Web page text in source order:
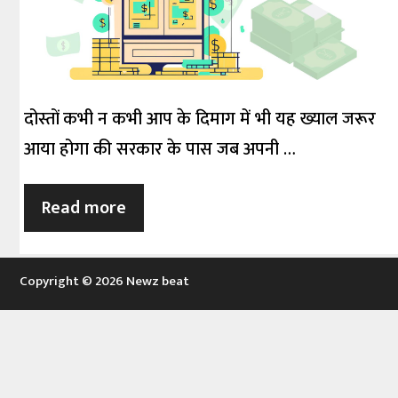
दोस्तों कभी न कभी आप के दिमाग में भी यह ख्याल जरूर
आया होगा की सरकार के पास जब अपनी …
Read more
Copyright © 2026 Newz beat